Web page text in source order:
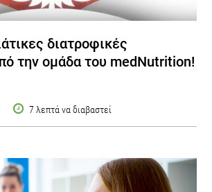
διατροφικές
την ομάδα του medNutrition!
7 λεπτά να διαβαστεί